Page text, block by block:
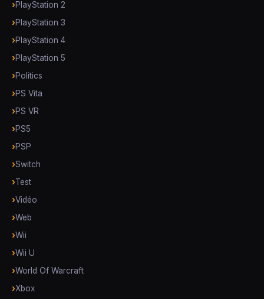
PlayStation 2
PlayStation 3
PlayStation 4
PlayStation 5
Politics
PS Vita
PS VR
PS5
PSP
Switch
Test
Vidéo
Web
Wii
Wii U
World Of Warcraft
Xbox